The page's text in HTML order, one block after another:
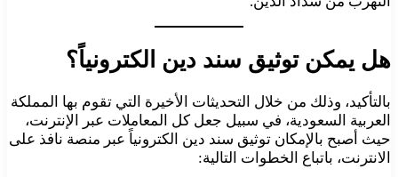
هل يمكن توثيق سند دين الكترونياً؟
بالتأكيد، وذلك من خلال التحديثات الأخيرة التي تقوم بها المملكة
العربية السعودية، في سبيل جعل كل المعاملات عبر الإنترنت،
حيث أصبح بالإمكان توثيق سند دين الكترونياً عبر منصة نافذ على
الانترنت، باتباع الخطوات التالية: